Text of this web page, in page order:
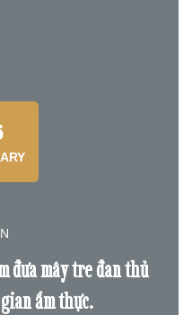
đưa mây tre đan thủ
ẩm thực.